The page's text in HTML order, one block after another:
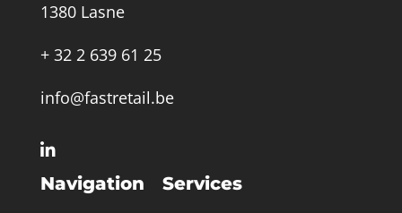
1380 Lasne
+ 32 2 639 61 25
info@fastretail.be

Navigation Services